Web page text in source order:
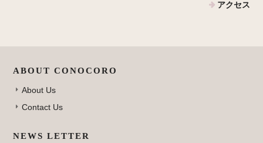
アクセス
ABOUT CONOCORO
About Us
Contact Us
NEWS LETTER